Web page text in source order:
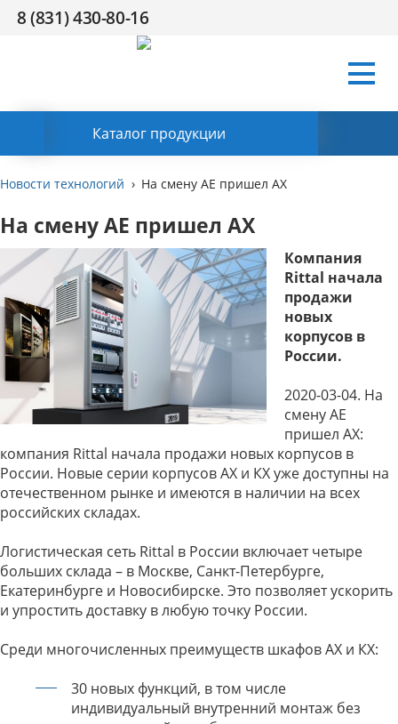
8 (831) 430-80-16
Каталог продукции
Компания СертификатыПоддержкаHRКонтакты
Новости технологий На смену АЕ пришел АХ
На смену АЕ пришел АХ
Компания
Rittal начала
продажи
новых
корпусов в
России.
2020-03-04. На
смену АЕ
пришел АХ:
компания Rittal начала продажи новых корпусов в
России. Новые серии корпусов АХ и КХ уже доступны на
отечественном рынке и имеются в наличии на всех
российских складах.
Логистическая сеть Rittal в России включает четыре
больших склада – в Москве, Санкт-Петербурге,
Екатеринбурге и Новосибирске. Это позволяет ускорить
и упростить доставку в любую точку России.
Среди многочисленных преимуществ шкафов АХ и КХ:
30 новых функций, в том числе
индивидуальный внутренний монтаж без